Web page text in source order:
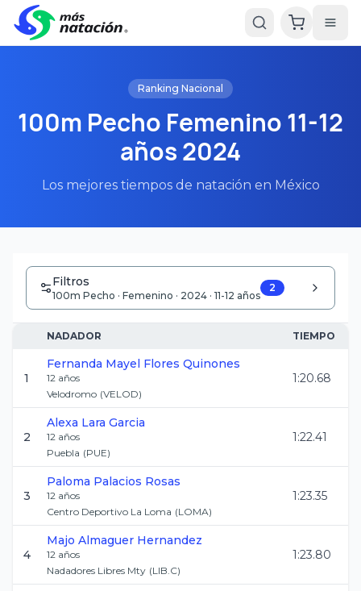
Ranking Nacional
100m Pecho Femenino 11-12
años 2024
Los mejores tiempos de natación en México
Filtros
100m Pecho · Femenino · 2024 · 11-12 años
2
NADADOR TIEMPO
1
Fernanda Mayel Flores Quinones
12 años
Velodromo (VELOD)
1:20.68
2
Alexa Lara Garcia
12 años
Puebla (PUE)
1:22.41
3
Paloma Palacios Rosas
12 años
Centro Deportivo La Loma (LOMA)
1:23.35
4
Majo Almaguer Hernandez
12 años
Nadadores Libres Mty (LIB.C)
1:23.80